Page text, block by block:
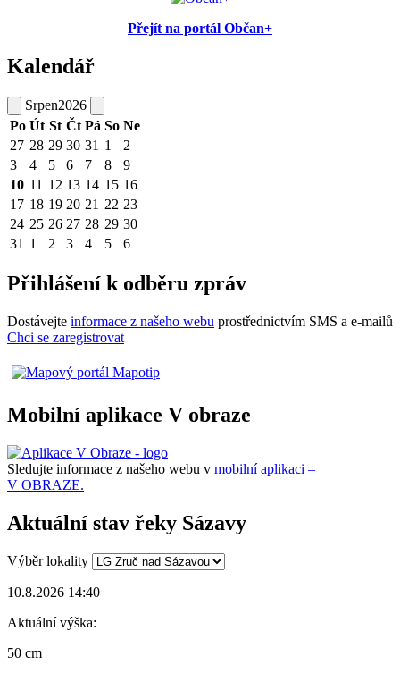
Přejít na portál Občan+
Kalendář
Srpen2026
Po Út St Čt Pá So Ne
27 28 29 30 31 1
2
3
4 5 6 7 8
9
10 11 12 13 14 15 16
17 18 19 20 21 22 23
24 25 26 27 28 29 30
31 1 2 3 4 5 6
Přihlášení k odběru zpráv
Dostávejte informace z našeho webu prostřednictvím SMS a e-mailů
Chci se zaregistrovat
Mobilní aplikace V obraze
Sledujte informace z našeho webu v mobilní aplikaci –
V OBRAZE.
Aktuální stav řeky Sázavy
Výběr lokality
10.8.2026 14:40
Aktuální výška:
50 cm